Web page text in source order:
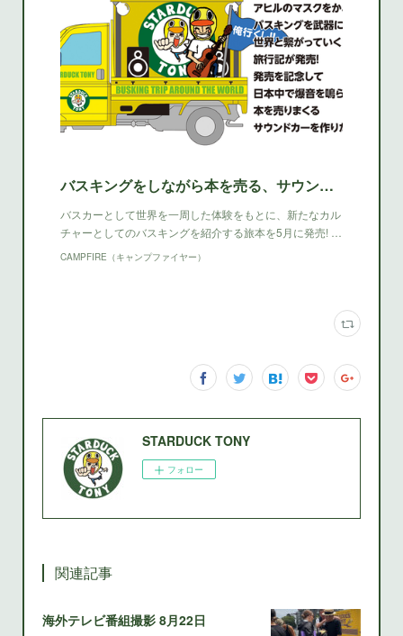
バスキングをしながら本を売る、サウンドカーを作りたい! - CAMPFIRE（キャンプファイヤー）
バスカーとして世界を一周した体験をもとに、新たなカル
チャーとしてのバスキングを紹介する旅本を5月に発売! …
CAMPFIRE（キャンプファイヤー）
STARDUCK TONY
フォロー
関連記事
海外テレビ番組撮影 8月22日